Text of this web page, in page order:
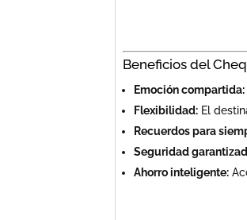
Beneficios del
Emoción compartida:
Flexibilidad: El
Recuerdos para
Seguridad
Ahorro inteligente: